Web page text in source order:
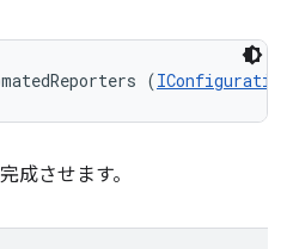
(
成させます。